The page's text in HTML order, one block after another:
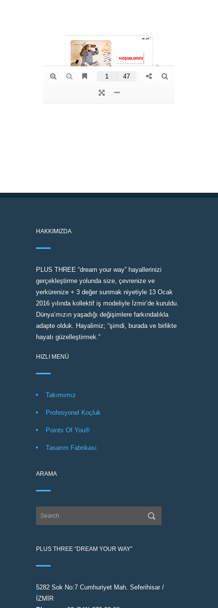
HAKKIMIZDA
PLUS THREE “dream your way” hayallerinizi
gerçekleştirme yolunda size, çevrenize ve
yerkürenize + 3 değer sunmak niyetiyle 13 Ocak
2016 yılında kollektif iş modeliyle İzmir’de kuruldu.
Dünya’mızın yaşadığı değişimlere farkındalıkla
adapte olduk. Hayalimiz; “şimdi, burada ve birlikte
hayatı güzelleştirmek.”
HIZLI MENÜ
Takımımız
Profesyonel Koçluk
Points Of You®
Tasarım Fabrikası
ARAMA
PLUS THREE “DREAM YOUR WAY”
5282 Sok No:7 Cumhuriyet Mah. Seferihisar /
İZMİR